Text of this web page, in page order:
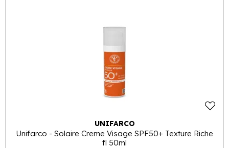
UNIFARCO
Unifarco - Solaire Creme Visage SPF50+ Texture Riche
fl 50ml